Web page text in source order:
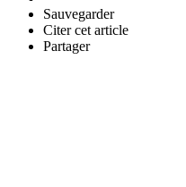
Sauvegarder
Citer cet article
Partager